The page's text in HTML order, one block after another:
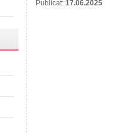
Publicat: 17.06.2025